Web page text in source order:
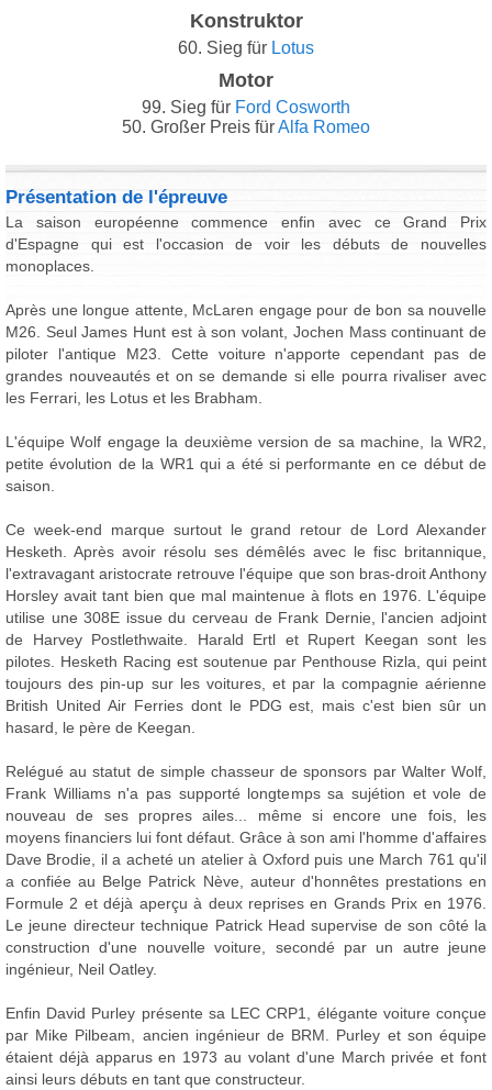
Konstruktor
60. Sieg für Lotus
Motor
99. Sieg für Ford Cosworth
50. Großer Preis fürAlfa Romeo
Présentation de l'épreuve
La saison européenne commence enfin avec ce Grand Prix
d'Espagne qui est l'occasion de voir les débuts de nouvelles
monoplaces.
Après une longue attente, McLaren engage pour de bon sa nouvelle
M26. Seul James Hunt est à son volant, Jochen Mass continuant de
piloter l'antique M23. Cette voiture n'apporte cependant pas de
grandes nouveautés et on se demande si elle pourra rivaliser avec
les Ferrari, les Lotus et les Brabham.
L'équipe Wolf engage la deuxième version de sa machine, la WR2,
petite évolution de la WR1 qui a été si performante en ce début de
saison.
Ce week-end marque surtout le grand retour de Lord Alexander
Hesketh. Après avoir résolu ses démêlés avec le fisc britannique,
l'extravagant aristocrate retrouve l'équipe que son bras-droit Anthony
Horsley avait tant bien que mal maintenue à flots en 1976. L'équipe
utilise une 308E issue du cerveau de Frank Dernie, l'ancien adjoint
de Harvey Postlethwaite. Harald Ertl et Rupert Keegan sont les
pilotes. Hesketh Racing est soutenue par Penthouse Rizla, qui peint
toujours des pin-up sur les voitures, et par la compagnie aérienne
British United Air Ferries dont le PDG est, mais c'est bien sûr un
hasard, le père de Keegan.
Relégué au statut de simple chasseur de sponsors par Walter Wolf,
Frank Williams n'a pas supporté longtemps sa sujétion et vole de
nouveau de ses propres ailes... même si encore une fois, les
moyens financiers lui font défaut. Grâce à son ami l'homme d'affaires
Dave Brodie, il a acheté un atelier à Oxford puis une March 761 qu'il
a confiée au Belge Patrick Nève, auteur d'honnêtes prestations en
Formule 2 et déjà aperçu à deux reprises en Grands Prix en 1976.
Le jeune directeur technique Patrick Head supervise de son côté la
construction d'une nouvelle voiture, secondé par un autre jeune
ingénieur, Neil Oatley.
Enfin David Purley présente sa LEC CRP1, élégante voiture conçue
par Mike Pilbeam, ancien ingénieur de BRM. Purley et son équipe
étaient déjà apparus en 1973 au volant d'une March privée et font
ainsi leurs débuts en tant que constructeur.